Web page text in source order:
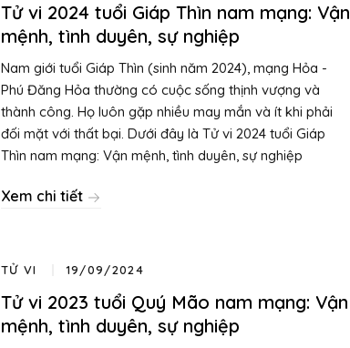
Tử vi 2024 tuổi Giáp Thìn nam mạng: Vận
mệnh, tình duyên, sự nghiệp
Nam giới tuổi Giáp Thìn (sinh năm 2024), mạng Hỏa -
Phú Đăng Hỏa thường có cuộc sống thịnh vượng và
thành công. Họ luôn gặp nhiều may mắn và ít khi phải
đối mặt với thất bại. Dưới đây là Tử vi 2024 tuổi Giáp
Thìn nam mạng: Vận mệnh, tình duyên, sự nghiệp
Xem chi tiết
TỬ VI 19/09/2024
Tử vi 2023 tuổi Quý Mão nam mạng: Vận
mệnh, tình duyên, sự nghiệp